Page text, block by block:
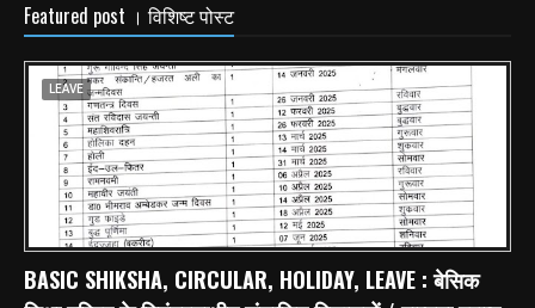
Featured post । विशिष्ट पोस्ट
LEAVE
BASIC SHIKSHA, CIRCULAR, HOLIDAY, LEAVE : बेसिक